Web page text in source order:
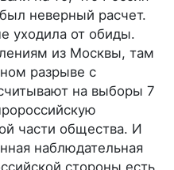
неверный расчет.
уходила от обиды.
из Москвы, там
разрыве с
на выборы 7
части общества. И
наблюдательная
стороны есть